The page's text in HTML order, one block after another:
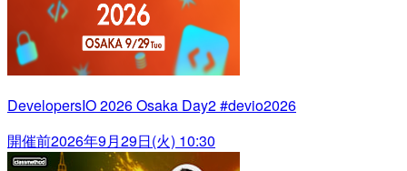
DevelopersIO 2026 Osaka Day2 #devio2026
開催前2026年9月29日(火) 10:30